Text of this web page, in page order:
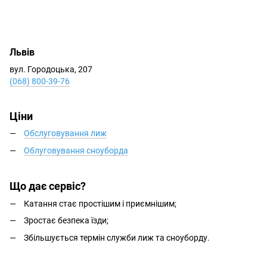
Львів
вул. Городоцька, 207
(068) 800-39-76
Ціни
Обслуговування лиж
Облуговування сноуборда
Що дає сервіс?
Катання стає простішим і приємнішим;
Зростає безпека їзди;
Збільшується термін служби лиж та сноуборду.